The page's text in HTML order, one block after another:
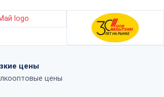
цены
цены